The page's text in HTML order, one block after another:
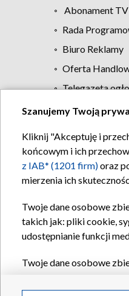
Abonament
Rada
Biuro Reklamy
Oferta
Telegazeta
Szanujemy Twoją
Kliknij "Akceptuję i
końcowym i ich
z IAB* (1201 firm)oraz
mierzenia ich
Twoje dane osobowe
takich jak: pliki cookie,
udostępnianie funkcji
Twoje dane osobowe
Partnerów TVPdla